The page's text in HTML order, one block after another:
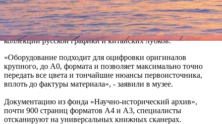
Специалисты корпорации оцифруют более пятисот
экспонатов из различных фондов, а также документы научно-
исторического архива ГМИР. Около сотни предметов
ритуального и бытового назначения из фонда «Ткани»,
коллекции русской графики и китайских лубков.
«Оборудование подходит для оцифровки оригиналов
крупного, до А0, формата и позволяет максимально точно
передать все цвета и тончайшие нюансы первоисточника,
вплоть до фактуры материала», - заявили в музее.
Документацию из фонда «Научно-исторический архив»,
почти 900 страниц форматов А4 и А3, специалисты
отсканируют на универсальных книжных сканерах.